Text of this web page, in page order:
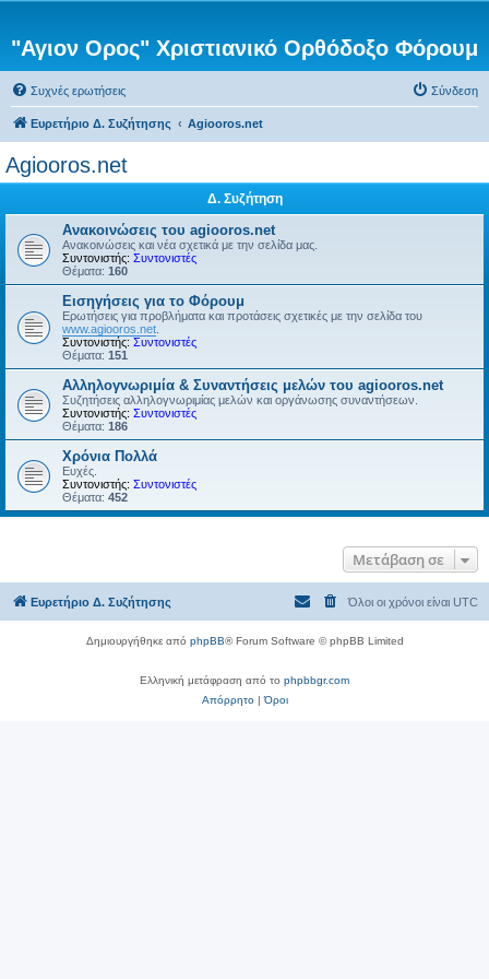
"Αγιον Ορος" Χριστιανικό Ορθόδοξο Φόρουμ
Συχνές ερωτήσεις Σύνδεση
Ευρετήριο Δ. Συζήτησης Agiooros.net
Agiooros.net
Δ. Συζήτηση
Ανακοινώσεις του agiooros.net
Ανακοινώσεις και νέα σχετικά με την σελίδα μας.
Συντονιστής: Συντονιστές
Θέματα: 160
Εισηγήσεις για το Φόρουμ
Ερωτήσεις για προβλήματα και προτάσεις σχετικές με την σελίδα του
www.agiooros.net
Συντονιστής: Συντονιστές
Θέματα: 151
Αλληλογνωριμία & Συναντήσεις μελών του agiooros.net
Συζητήσεις αλληλογνωριμίας μελών και οργάνωσης συναντήσεων.
Συντονιστής: Συντονιστές
Θέματα: 186
Χρόνια Πολλά
Ευχές.
Συντονιστής: Συντονιστές
Θέματα: 452
Μετάβαση σε
Ευρετήριο Δ. Συζήτησης Όλοι οι χρόνοι είναι UTC
Δημιουργήθηκε από phpBB® Forum Software © phpBB Limited
Ελληνική μετάφραση από το phpbbgr.com
Απόρρητο|Όροι